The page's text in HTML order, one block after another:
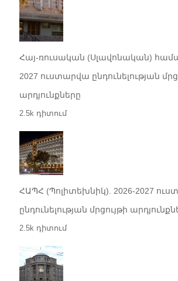
Հայ-ռուսական (Սլավոնական)
2027 ուստարվա ընդունելության
արդյունքները
2.5k դիտում
ՀԱՊՀ (Պոլիտեխնիկ). 2026-2027
ընդունելության մրցույթի
2.5k դիտում